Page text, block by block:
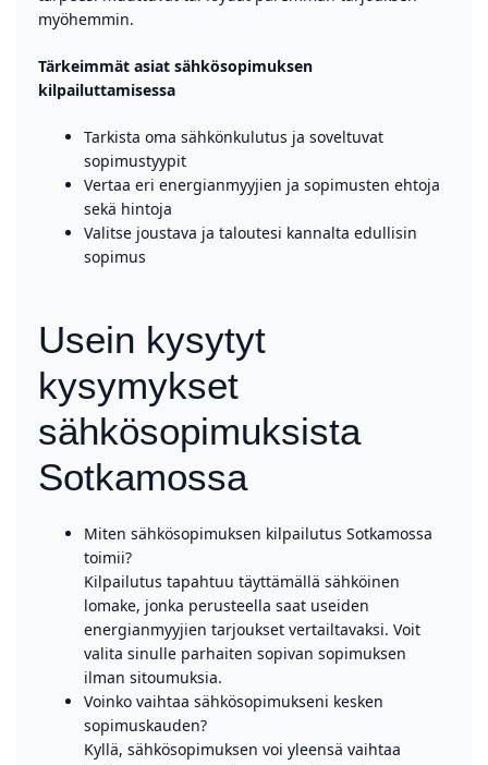
myöhemmin.
Tärkeimmät asiat sähkösopimuksen
kilpailuttamisessa
Tarkista oma sähkönkulutus ja soveltuvat
sopimustyypit
Vertaa eri energianmyyjien ja sopimusten ehtoja
sekä hintoja
Valitse joustava ja taloutesi kannalta edullisin
sopimus
Usein kysytyt
kysymykset
sähkösopimuksista
Sotkamossa
Miten sähkösopimuksen kilpailutus Sotkamossa
toimii?
Kilpailutus tapahtuu täyttämällä sähköinen
lomake, jonka perusteella saat useiden
energianmyyjien tarjoukset vertailtavaksi. Voit
valita sinulle parhaiten sopivan sopimuksen
ilman sitoumuksia.
Voinko vaihtaa sähkösopimukseni kesken
sopimuskauden?
Kyllä, sähkösopimuksen voi yleensä vaihtaa